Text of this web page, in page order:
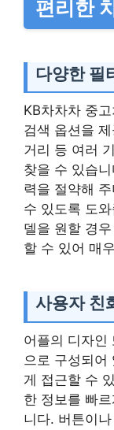
편리한
다양한 필
KB차차차 중
검색 옵션을
거리 등 여러
찾을 수 있습
력을 절약해
수 있도록 도
델을 원할 경
할 수 있어 매
사용자 친
어플의 디자인
으로 구성되어
게 접근할 수
한 정보를 빠
니다. 버튼이